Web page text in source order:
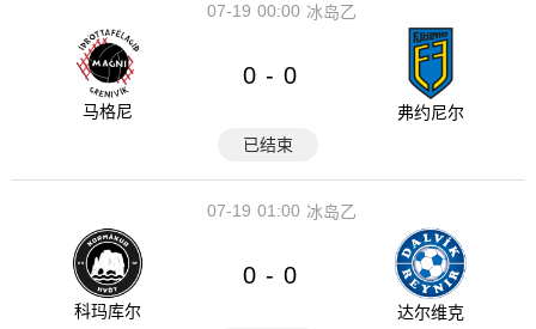
00:00
07-19 冰岛乙
马格尼
0 - 0
弗约尼尔
已结束
01:00
07-19 冰岛乙
科玛库尔
0 - 0
达尔维克